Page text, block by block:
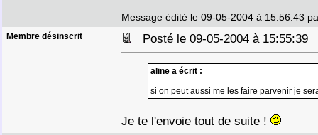
Message édité le 09-05-2004 à 15:56:43
Membre désinscrit Posté le 09-05-2004 à 15:55:39
aline a écrit :
si on peut aussi me les faire parvenir je
Je te l'envoie tout de suite !